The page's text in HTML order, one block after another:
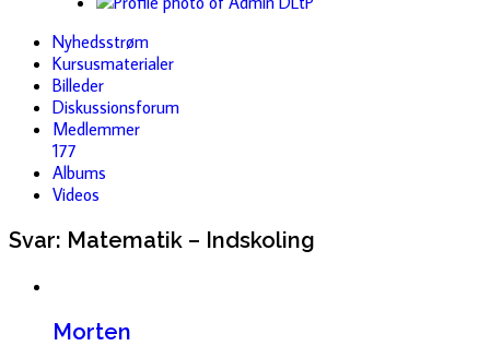
Nyhedsstrøm
Kursusmaterialer
Billeder
Diskussionsforum
Medlemmer
177
Albums
Videos
Svar: Matematik – Indskoling
Morten